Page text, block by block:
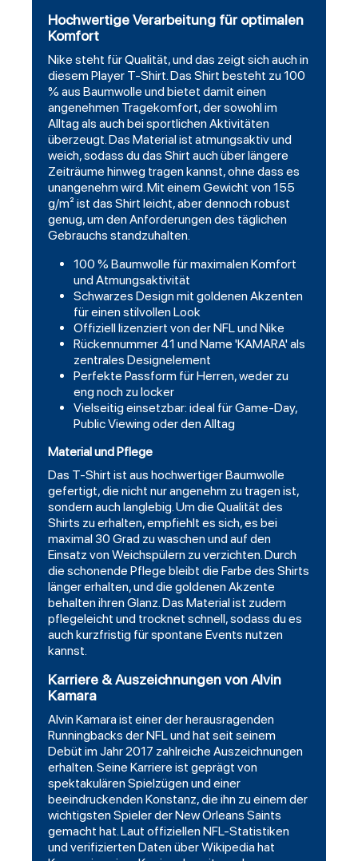
Hochwertige Verarbeitung für optimalen
Komfort
Nike steht für Qualität, und das zeigt sich auch in
diesem Player T-Shirt. Das Shirt besteht zu 100
% aus Baumwolle und bietet damit einen
angenehmen Tragekomfort, der sowohl im
Alltag als auch bei sportlichen Aktivitäten
überzeugt. Das Material ist atmungsaktiv und
weich, sodass du das Shirt auch über längere
Zeiträume hinweg tragen kannst, ohne dass es
unangenehm wird. Mit einem Gewicht von 155
g/m² ist das Shirt leicht, aber dennoch robust
genug, um den Anforderungen des täglichen
Gebrauchs standzuhalten.
100 % Baumwolle für maximalen Komfort
und Atmungsaktivität
Schwarzes Design mit goldenen Akzenten
für einen stilvollen Look
Offiziell lizenziert von der NFL und Nike
Rückennummer 41 und Name 'KAMARA' als
zentrales Designelement
Perfekte Passform für Herren, weder zu
eng noch zu locker
Vielseitig einsetzbar: ideal für Game-Day,
Public Viewing oder den Alltag
Material und Pflege
Das T-Shirt ist aus hochwertiger Baumwolle
gefertigt, die nicht nur angenehm zu tragen ist,
sondern auch langlebig. Um die Qualität des
Shirts zu erhalten, empfiehlt es sich, es bei
maximal 30 Grad zu waschen und auf den
Einsatz von Weichspülern zu verzichten. Durch
die schonende Pflege bleibt die Farbe des Shirts
länger erhalten, und die goldenen Akzente
behalten ihren Glanz. Das Material ist zudem
pflegeleicht und trocknet schnell, sodass du es
auch kurzfristig für spontane Events nutzen
kannst.
Karriere & Auszeichnungen von Alvin
Kamara
Alvin Kamara ist einer der herausragenden
Runningbacks der NFL und hat seit seinem
Debüt im Jahr 2017 zahlreiche Auszeichnungen
erhalten. Seine Karriere ist geprägt von
spektakulären Spielzügen und einer
beeindruckenden Konstanz, die ihn zu einem der
wichtigsten Spieler der New Orleans Saints
gemacht hat. Laut offiziellen NFL-Statistiken
und verifizierten Daten über Wikipedia hat